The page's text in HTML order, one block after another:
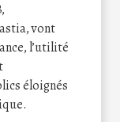
vont
l’utilité
éloignés